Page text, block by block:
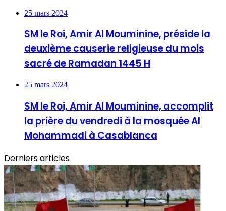
25 mars 2024
SM le Roi, Amir Al Mouminine, préside la
deuxième causerie religieuse du mois
sacré de Ramadan 1445 H
25 mars 2024
SM le Roi, Amir Al Mouminine, accomplit
la prière du vendredi à la mosquée Al
Mohammadi à Casablanca
Derniers articles